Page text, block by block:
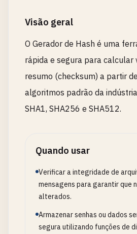
Visão geral
O Gerador de Hash é uma
rápida e segura para calcular
resumo (checksum) a partir
algoritmos padrão da
SHA1, SHA256 e SHA512.
Quando usar
Verificar a integridade de
mensagens para garantir que
alterados.
Armazenar senhas ou dados
segura utilizando funções de